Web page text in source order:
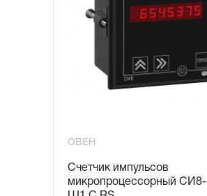
ОВЕН
Счетчик импульсов
микропроцессорный СИ8-